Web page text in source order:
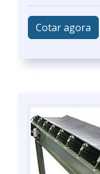
Cotar agora